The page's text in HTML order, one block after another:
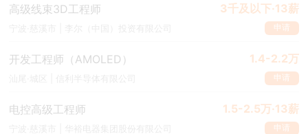
高级线束3D工程师 3千及以下·13薪
申请
开发工程师（AMOLED） 1.4-2.2万
申请
电控高级工程师 1.5-2.5万·13薪
申请